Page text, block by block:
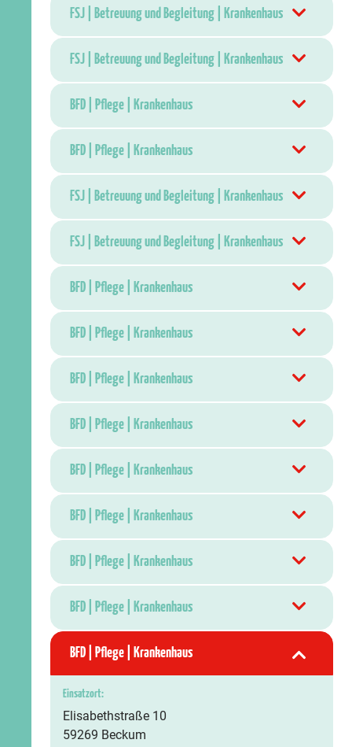
FSJ | Betreuung und Begleitung | Krankenhaus
FSJ | Betreuung und Begleitung | Krankenhaus
BFD | Pflege | Krankenhaus
BFD | Pflege | Krankenhaus
FSJ | Betreuung und Begleitung | Krankenhaus
FSJ | Betreuung und Begleitung | Krankenhaus
BFD | Pflege | Krankenhaus
BFD | Pflege | Krankenhaus
BFD | Pflege | Krankenhaus
BFD | Pflege | Krankenhaus
BFD | Pflege | Krankenhaus
BFD | Pflege | Krankenhaus
BFD | Pflege | Krankenhaus
BFD | Pflege | Krankenhaus
BFD | Pflege | Krankenhaus
Einsatzort:
Elisabethstraße 10
59269 Beckum